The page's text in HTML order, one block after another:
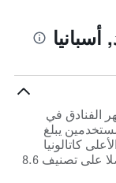
أحد أشهر الفنادق في
تصنيف لـ 4,614 من المستخدمين يبلغ
كاتالونيا
جران بيا مدريد و فندق دِير مدريد واللذين حصلا على تصنيف 8.6